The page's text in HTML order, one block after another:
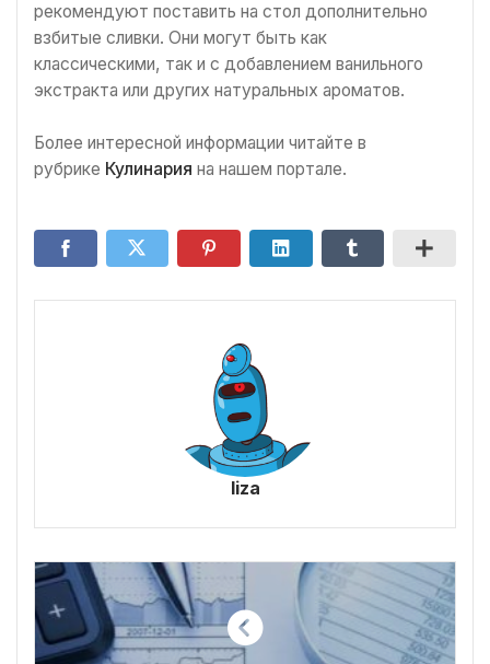
рекомендуют поставить на стол дополнительно
взбитые сливки. Они могут быть как
классическими, так и с добавлением ванильного
экстракта или других натуральных ароматов.
Более интересной информации читайте в
рубрике Кулинария на нашем портале.
liza